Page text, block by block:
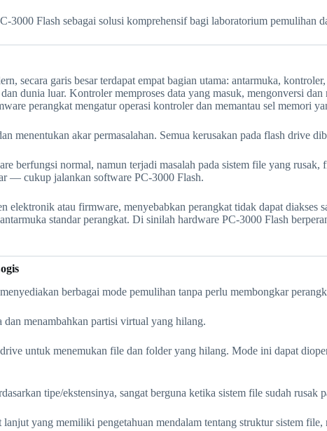
3000 Flash sebagai solusi komprehensif bagi laboratorium pemulihan
secara garis besar terdapat empat bagian utama: antarmuka,
dunia luar. Kontroler memproses data yang masuk, mengonversi
perangkat mengatur operasi kontroler dan memantau sel memori
menentukan akar permasalahan. Semua kerusakan pada flash drive
berfungsi normal, namun terjadi masalah pada sistem file yang rusak,
— cukup jalankan software PC-3000 Flash.
atau firmware, menyebabkan perangkat tidak dapat diakses
standar perangkat. Di sinilah hardware PC-3000 Flash
berbagai mode pemulihan tanpa perlu membongkar
menambahkan partisi virtual yang hilang.
untuk menemukan file dan folder yang hilang. Mode ini dapat
tipe/ekstensinya, sangat berguna ketika sistem file sudah rusak
yang memiliki pengetahuan mendalam tentang struktur sistem